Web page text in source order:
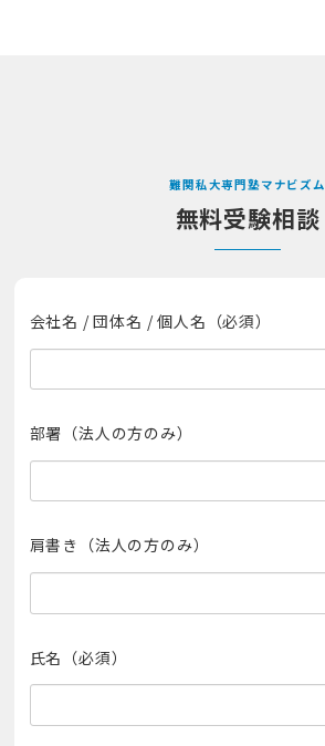
難関私大専門塾マナビズム
無料受験相談
会社名 / 団体名 / 個人名（必須）
部署（法人の方のみ）
肩書き（法人の方のみ）
氏名（必須）